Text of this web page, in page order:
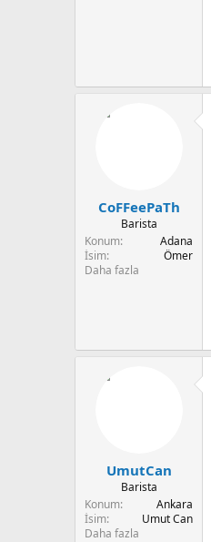
CoFFeePaTh
Barista
Konum
Adana
İsim
Ömer
Daha fazla
UmutCan
Barista
Konum
Ankara
İsim
Umut Can
Daha fazla